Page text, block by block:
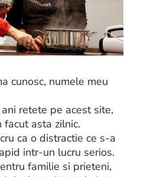
cunosc, numele meu
retete pe acest site,
asta zilnic.
ca o distractie ce s-a
intr-un lucru serios.
familie si prieteni,